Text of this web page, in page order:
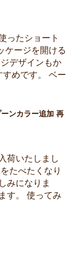
ったショート
ケージを開ける
デザインもか
めです。 ベー
ンカラー追加 再
荷いたしまし
たべたくなり
みになりま
す。 使ってみ